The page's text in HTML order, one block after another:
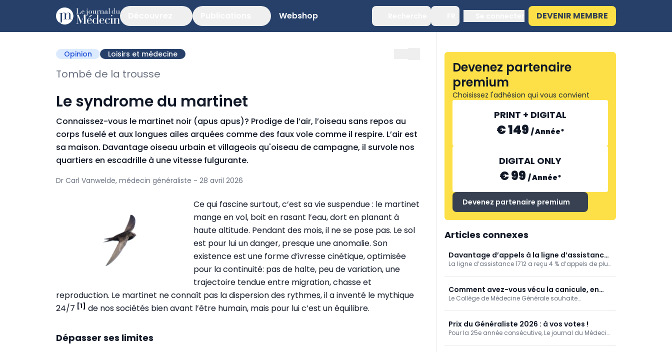
Webshop DEVENIR MEMBRE
Opinion Loisirs et médecine
Tombé de la trousse
Le syndrome du martinet
Connaissez-vous le martinet noir (apus apus)? Prodige de l’air, l’oiseau sans repos au
corps fuselé et aux longues ailes arquées comme des faux vole comme il respire. L’air est
sa maison. Davantage oiseau urbain et villageois qu'oiseau de campagne, il survole nos
quartiers en escadrille à une vitesse fulgurante.
Dr Carl Vanwelde, médecin généraliste - 28 avril 2026
Ce qui fascine surtout, c’est sa vie suspendue : le martinet
mange en vol, boit en rasant l’eau, dort en planant à
haute altitude. Pendant des mois, il ne se pose pas. Le sol
est pour lui un danger, presque une anomalie. Son
existence est une forme d’ivresse cinétique, optimisée
pour la continuité: pas de halte, peu de variation, une
trajectoire tendue entre migration, chasse et
reproduction. Le martinet ne connaît pas la dispersion des rythmes, il a inventé le mythique
24/7 [1] de nos sociétés bien avant l’être humain, mais pour lui c’est un équilibre.
Dépasser ses limites
Devenez partenaire
premium
Choisissez l'adhésion qui vous convient
PRINT + DIGITAL
€ 149 /Année*
DIGITAL ONLY
€ 99 /Année*
Devenez partenaire premium
Articles connexes
Davantage d’appels à la ligne d’assistance
1712 pendant la Coupe du monde de football
La ligne d’assistance 1712 a reçu 4 % d’appels de plus
Comment avez-vous vécu la canicule, en
tant que médecin généraliste? [Enquête]
Le Collège de Médecine Générale souhaite
Prix du Généraliste 2026 : à vos votes !
Pour la 25e année consécutive, Le journal du Médecin